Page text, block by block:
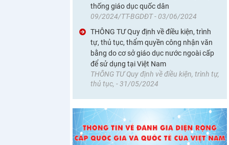
thống giáo dục quốc dân
09/2024/TT-BGDĐT - 03/06/2024
THÔNG TƯ Quy định về điều kiện, trình
tự, thủ tục, thẩm quyền công nhận văn
bằng do cơ sở giáo dục nước ngoài cấp
để sử dụng tại Việt Nam
THÔNG TƯ Quy định về điều kiện, trình tự,
thủ tục, - 31/05/2024